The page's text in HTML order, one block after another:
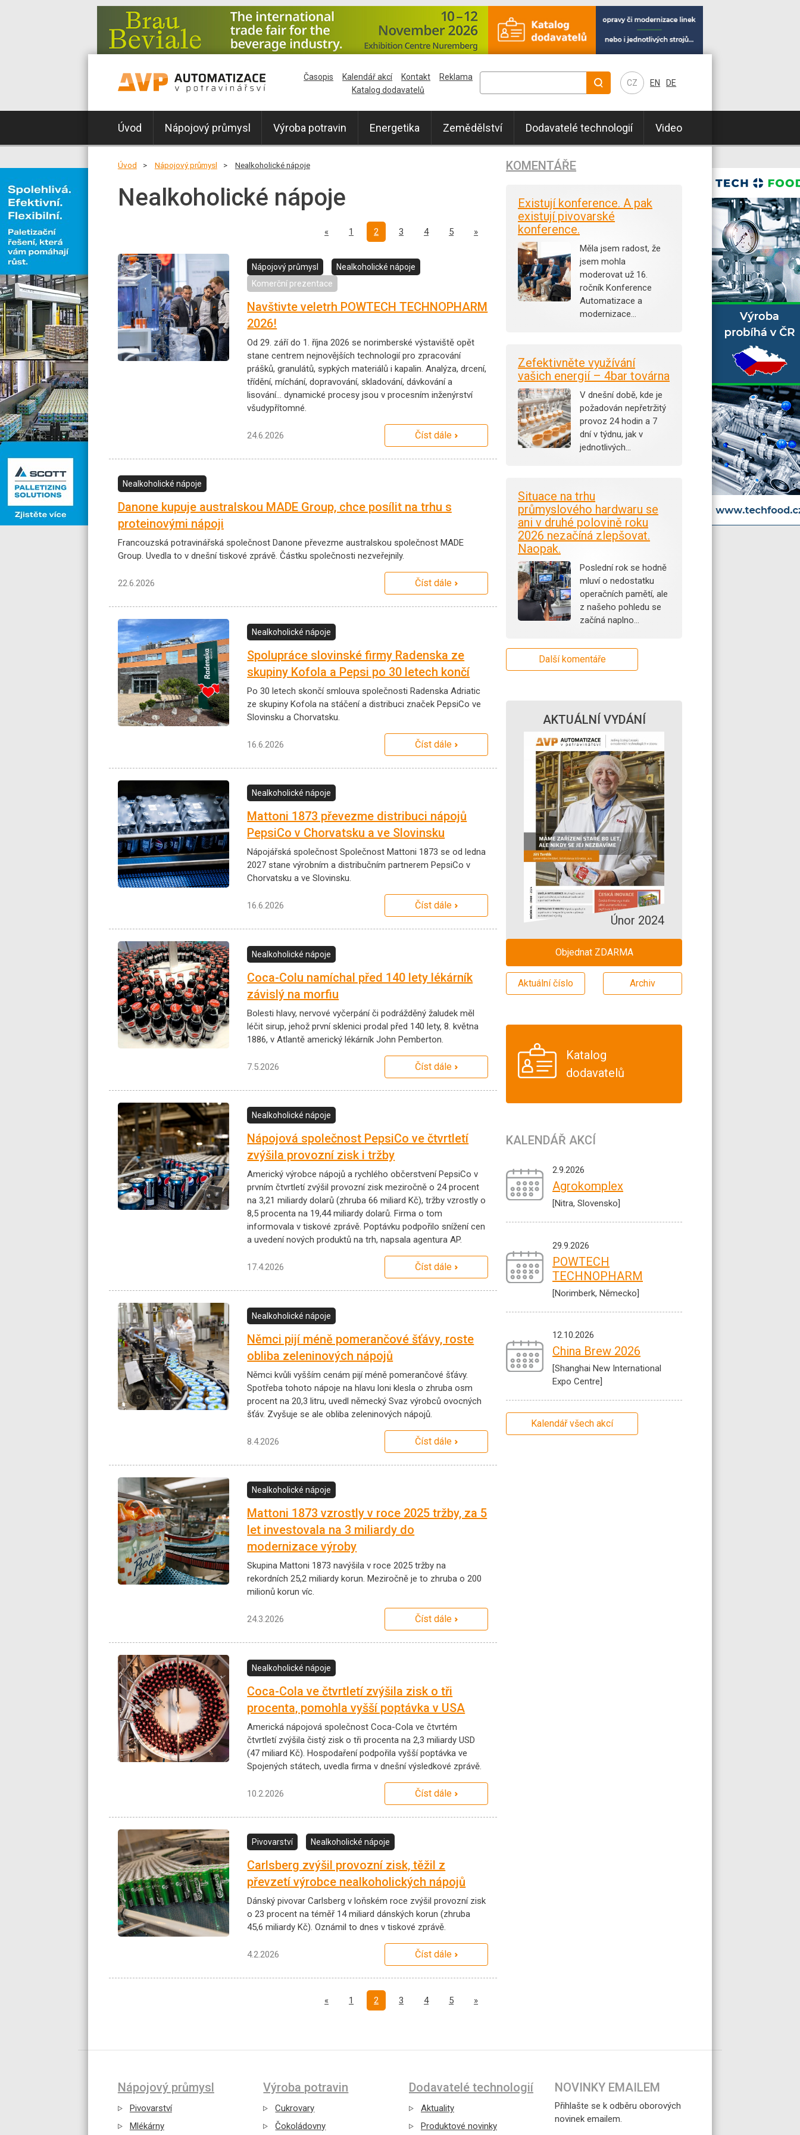
CZ EN DE
Úvod Nápojový průmysl Výroba potravin Energetika Zemědělství Dodavatelé technologií Video
Časopis Kalendář akcí Kontakt
Reklama
Katalog dodavatelů
Úvod Nápojový průmysl Nealkoholické nápoje
Nealkoholické nápoje
« Předchozí
1 2 3 4 5 »Další
Nápojový průmysl
Nealkoholické nápoje
Komerční prezentace
Navštivte veletrh POWTECH TECHNOPHARM
2026!
Od 29. září do 1. října 2026 se norimberské výstaviště opět
stane centrem nejnovějších technologií pro zpracování
prášků, granulátů, sypkých materiálů i kapalin. Analýza, drcení,
třídění, míchání, dopravování, skladování, dávkování a
lisování… dynamické procesy jsou v procesním inženýrství
všudypřítomné.
24.6.2026 Číst dále
Nealkoholické nápoje
Danone kupuje australskou MADE Group, chce posílit na trhu s
proteinovými nápoji
Francouzská potravinářská společnost Danone převezme australskou společnost MADE
Group. Uvedla to v dnešní tiskové zprávě. Částku společnosti nezveřejnily.
22.6.2026 Číst dále
Nealkoholické nápoje
Spolupráce slovinské firmy Radenska ze
skupiny Kofola a Pepsi po 30 letech končí
Po 30 letech skončí smlouva společnosti Radenska Adriatic
ze skupiny Kofola na stáčení a distribuci značek PepsiCo ve
Slovinsku a Chorvatsku.
16.6.2026 Číst dále
Nealkoholické nápoje
Mattoni 1873 převezme distribuci nápojů
PepsiCo v Chorvatsku a ve Slovinsku
Nápojářská společnost Společnost Mattoni 1873 se od ledna
2027 stane výrobním a distribučním partnerem PepsiCo v
Chorvatsku a ve Slovinsku.
16.6.2026 Číst dále
Nealkoholické nápoje
Coca-Colu namíchal před 140 lety lékárník
závislý na morfiu
Bolesti hlavy, nervové vyčerpání či podrážděný žaludek měl
léčit sirup, jehož první sklenici prodal před 140 lety, 8. května
1886, v Atlantě americký lékárník John Pemberton.
7.5.2026 Číst dále
Nealkoholické nápoje
Nápojová společnost PepsiCo ve čtvrtletí
zvýšila provozní zisk i tržby
Americký výrobce nápojů a rychlého občerstvení PepsiCo v
prvním čtvrtletí zvýšil provozní zisk meziročně o 24 procent
na 3,21 miliardy dolarů (zhruba 66 miliard Kč), tržby vzrostly o
8,5 procenta na 19,44 miliardy dolarů. Firma o tom
informovala v tiskové zprávě. Poptávku podpořilo snížení cen
a uvedení nových produktů na trh, napsala agentura AP.
17.4.2026 Číst dále
Nealkoholické nápoje
Němci pijí méně pomerančové šťávy, roste
obliba zeleninových nápojů
Němci kvůli vyšším cenám pijí méně pomerančové šťávy.
Spotřeba tohoto nápoje na hlavu loni klesla o zhruba osm
procent na 20,3 litru, uvedl německý Svaz výrobců ovocných
šťáv. Zvyšuje se ale obliba zeleninových nápojů.
8.4.2026 Číst dále
Nealkoholické nápoje
Mattoni 1873 vzrostly v roce 2025 tržby, za 5
let investovala na 3 miliardy do
modernizace výroby
Skupina Mattoni 1873 navýšila v roce 2025 tržby na
rekordních 25,2 miliardy korun. Meziročně je to zhruba o 200
milionů korun víc.
24.3.2026 Číst dále
Nealkoholické nápoje
Coca-Cola ve čtvrtletí zvýšila zisk o tři
procenta, pomohla vyšší poptávka v USA
Americká nápojová společnost Coca-Cola ve čtvrtém
čtvrtletí zvýšila čistý zisk o tři procenta na 2,3 miliardy USD
(47 miliard Kč). Hospodaření podpořila vyšší poptávka ve
Spojených státech, uvedla firma v dnešní výsledkové zprávě.
10.2.2026 Číst dále
Pivovarství Nealkoholické nápoje
Carlsberg zvýšil provozní zisk, těžil z
převzetí výrobce nealkoholických nápojů
Dánský pivovar Carlsberg v loňském roce zvýšil provozní zisk
o 23 procent na téměř 14 miliard dánských korun (zhruba
45,6 miliardy Kč). Oznámil to dnes v tiskové zprávě.
4.2.2026 Číst dále
« Předchozí
1 2 3 4 5 »Další
KOMENTÁŘE
Existují konference. A pak
existují pivovarské
konference.
Měla jsem radost, že
jsem mohla
moderovat už 16.
ročník Konference
Automatizace a
modernizace…
Zefektivněte využívání
vašich energií – 4bar továrna
V dnešní době, kde je
požadován nepřetržitý
provoz 24 hodin a 7
dní v týdnu, jak v
jednotlivých…
Situace na trhu
průmyslového hardwaru se
ani v druhé polovině roku
2026 nezačíná zlepšovat.
Naopak.
Poslední rok se hodně
mluví o nedostatku
operačních pamětí, ale
z našeho pohledu se
začíná naplno…
Další komentáře
AKTUÁLNÍ VYDÁNÍ
Únor 2024
Objednat ZDARMA
Aktuální číslo Archiv
Katalog
dodavatelů
KALENDÁŘ AKCÍ
2.9.2026
Agrokomplex
[Nitra, Slovensko]
29.9.2026
POWTECH
TECHNOPHARM
[Norimberk, Německo]
12.10.2026
China Brew 2026
[Shanghai New International
Expo Centre]
Kalendář všech akcí
Nápojový průmysl
Pivovarství
Mlékárny
Výroba potravin
Cukrovary
Čokoládovny
Dodavatelé technologií
Aktuality
Produktové novinky
NOVINKY EMAILEM
Přihlašte se k odběru oborových
novinek emailem.